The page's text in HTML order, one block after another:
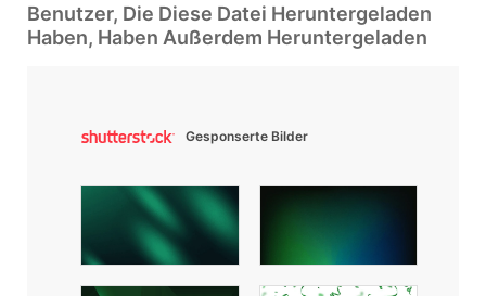
Benutzer, Die Diese Datei Heruntergeladen
Haben, Haben Außerdem Heruntergeladen
Gesponserte Bilder